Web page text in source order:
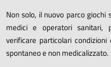
Non solo, il nuovo parco
medici e operatori sanitari,
verificare particolari
spontaneo e non medicalizzato.